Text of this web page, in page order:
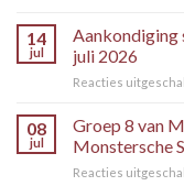
14
jul
Aankondiging
juli 2026
Reacties
08
jul
Groep 8 van
Monstersche
Reacties